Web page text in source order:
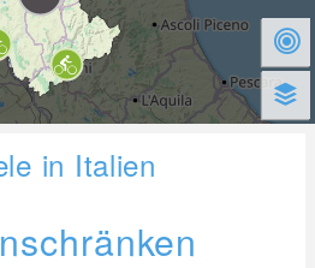
in Italien